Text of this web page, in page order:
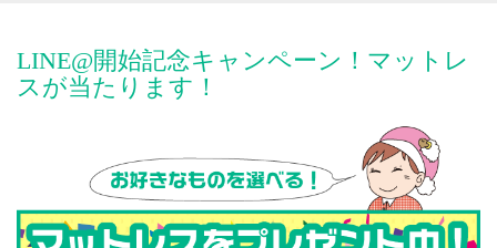
LINE@開始記念キャンペーン！マットレ
スが当たります！